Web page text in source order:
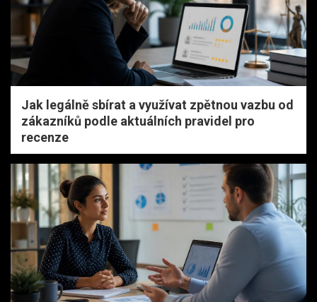
Jak legálně sbírat a využívat zpětnou vazbu od
zákazníků podle aktuálních pravidel pro
recenze